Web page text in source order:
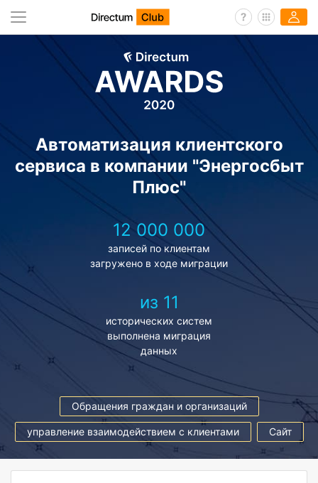
Автоматизация клиентского
сервиса в компании "Энергосбыт
Плюс"
12 000 000
записей по клиентам
загружено в ходе миграции
из 11
исторических систем
выполнена миграция
данных
Обращения граждан и организаций
управление взаимодействием с клиентами Сайт